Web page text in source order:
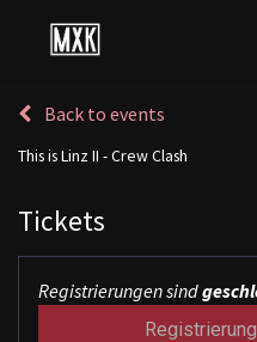
Back to events
This is Linz II - Crew Clash
Tickets
Registrierungen sind